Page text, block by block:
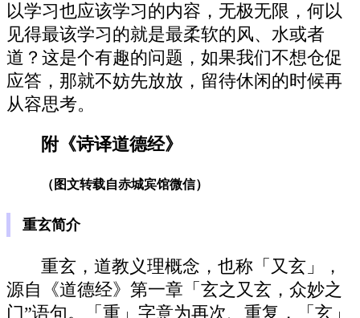
以学习也应该学习的内容，无极无限，何以
见得最该学习的就是最柔软的风、水或者
道？这是个有趣的问题，如果我们不想仓促
应答，那就不妨先放放，留待休闲的时候再
从容思考。
附《诗译道德经》
（图文转载自赤城宾馆微信）
重玄简介
重玄，道教义理概念，也称「又玄」，
源自《道德经》第一章「玄之又玄，众妙之
门”语句。「重」字意为再次、重复，「玄」